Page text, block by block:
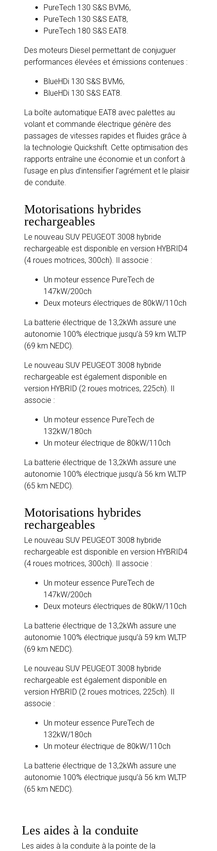
PureTech 130 S&S BVM6,
PureTech 130 S&S EAT8,
PureTech 180 S&S EAT8.
Des moteurs Diesel permettant de conjuguer
performances élevées et émissions contenues :
BlueHDi 130 S&S BVM6,
BlueHDi 130 S&S EAT8.
La boîte automatique EAT8 avec palettes au
volant et commande électrique génère des
passages de vitesses rapides et fluides grâce à
la technologie Quickshift. Cette optimisation des
rapports entraîne une économie et un confort à
l’usage en plus d’intensifier l’agrément et le plaisir
de conduite.
Motorisations hybrides
rechargeables
Le nouveau SUV PEUGEOT 3008 hybride
rechargeable est disponible en version HYBRID4
(4 roues motrices, 300ch). Il associe :
Un moteur essence PureTech de
147kW/200ch
Deux moteurs électriques de 80kW/110ch
La batterie électrique de 13,2kWh assure une
autonomie 100% électrique jusqu’à 59 km WLTP
(69 km NEDC).
Le nouveau SUV PEUGEOT 3008 hybride
rechargeable est également disponible en
version HYBRID (2 roues motrices, 225ch). Il
associe :
Un moteur essence PureTech de
132kW/180ch
Un moteur électrique de 80kW/110ch
La batterie électrique de 13,2kWh assure une
autonomie 100% électrique jusqu’à 56 km WLTP
(65 km NEDC).
Motorisations hybrides
rechargeables
Le nouveau SUV PEUGEOT 3008 hybride
rechargeable est disponible en version HYBRID4
(4 roues motrices, 300ch). Il associe :
Un moteur essence PureTech de
147kW/200ch
Deux moteurs électriques de 80kW/110ch
La batterie électrique de 13,2kWh assure une
autonomie 100% électrique jusqu’à 59 km WLTP
(69 km NEDC).
Le nouveau SUV PEUGEOT 3008 hybride
rechargeable est également disponible en
version HYBRID (2 roues motrices, 225ch). Il
associe :
Un moteur essence PureTech de
132kW/180ch
Un moteur électrique de 80kW/110ch
La batterie électrique de 13,2kWh assure une
autonomie 100% électrique jusqu’à 56 km WLTP
(65 km NEDC).
Les aides à la conduite
Les aides à la conduite à la pointe de la